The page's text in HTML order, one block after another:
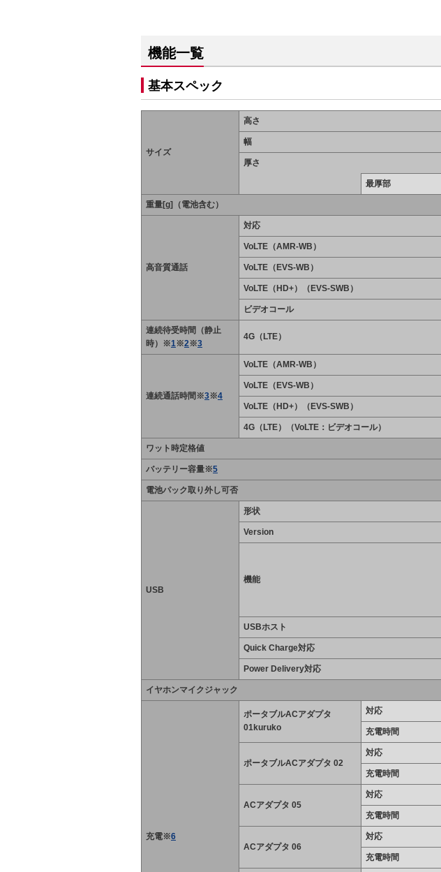
機能一覧
基本スペック
サイズ
高さ
幅
厚さ
最厚部
重量[g]（電池含む）
高音質通話
対応
VoLTE（AMR-WB）
VoLTE（EVS-WB）
VoLTE（HD+）（EVS-SWB）
ビデオコール
連続待受時間（静止
時）※1※2※3
4G（LTE）
連続通話時間※3※4
VoLTE（AMR-WB）
VoLTE（EVS-WB）
VoLTE（HD+）（EVS-SWB）
4G（LTE）（VoLTE：ビデオコール）
ワット時定格値
バッテリー容量※5
電池パック取り外し可否
USB
形状
Version
機能
USBホスト
Quick Charge対応
Power Delivery対応
イヤホンマイクジャック
充電※6
ポータブルACアダプタ
01kuruko
対応
充電時間
ポータブルACアダプタ 02
対応
充電時間
ACアダプタ 05
対応
充電時間
ACアダプタ 06
対応
充電時間